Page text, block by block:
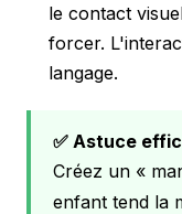
le contact
forcer.
langage.
✅ Astuce
Créez un «
enfant tend la